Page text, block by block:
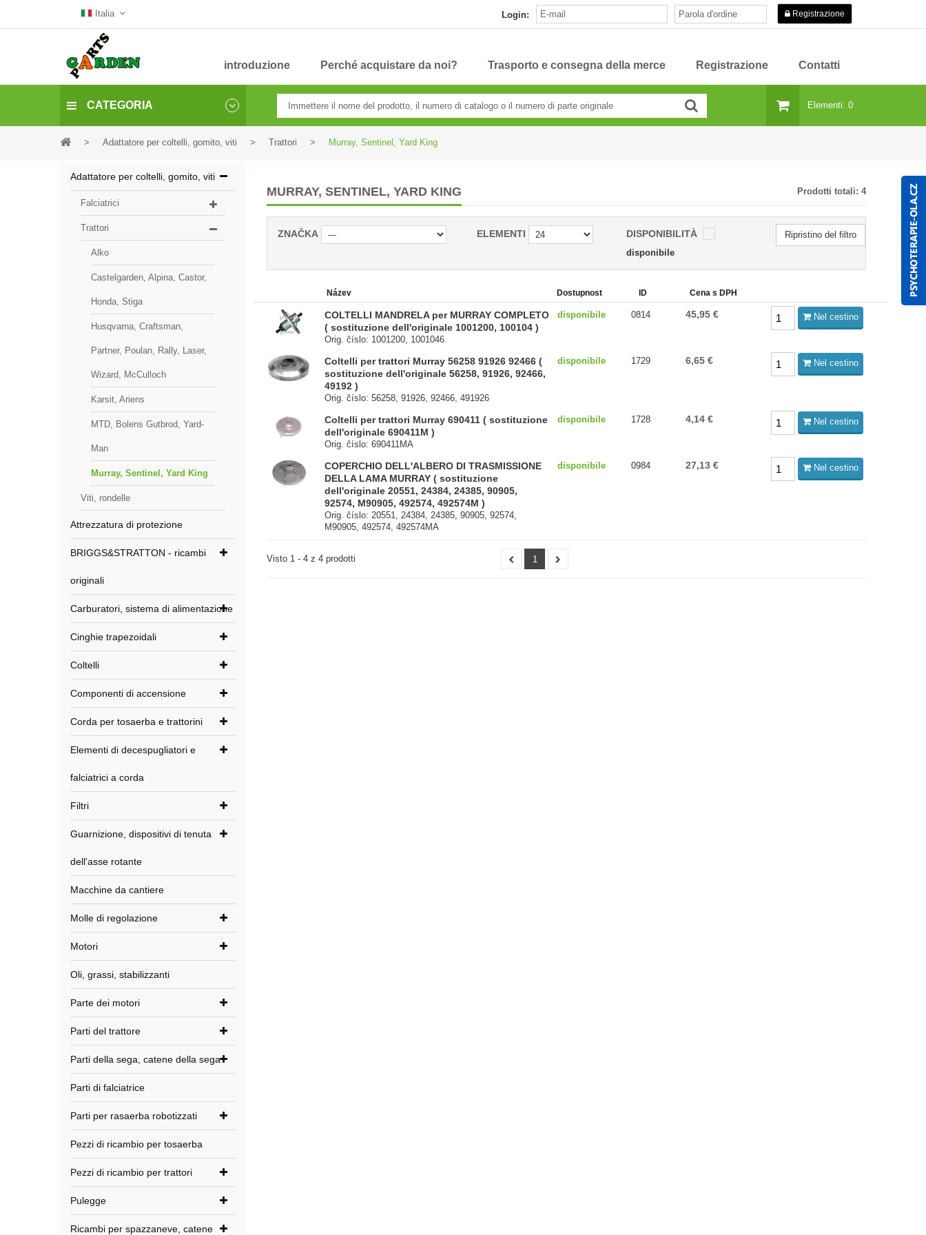
Italia Login: Registrazione
introduzione Perché acquistare da noi? Trasporto e consegna della merce Registrazione Contatti
CATEGORIA Elementi: 0
> Adattatore per coltelli, gomito, viti > Trattori > Murray, Sentinel, Yard King
Adattatore per coltelli, gomito, viti
Falciatrici
Trattori
Alko
Castelgarden, Alpina, Castor,
Honda, Stiga
Husqvarna, Craftsman,
Partner, Poulan, Rally, Laser,
Wizard, McCulloch
Karsit, Ariens
MTD, Bolens Gutbrod, Yard-
Man
Murray, Sentinel, Yard King
Viti, rondelle
Attrezzatura di protezione
BRIGGS&STRATTON - ricambi
originali
Carburatori, sistema di alimentazione
Cinghie trapezoidali
Coltelli
Componenti di accensione
Corda per tosaerba e trattorini
Elementi di decespugliatori e
falciatrici a corda
Filtri
Guarnizione, dispositivi di tenuta
dell'asse rotante
Macchine da cantiere
Molle di regolazione
Motori
Oli, grassi, stabilizzanti
Parte dei motori
Parti del trattore
Parti della sega, catene della sega
Parti di falciatrice
Parti per rasaerba robotizzati
Pezzi di ricambio per tosaerba
Pezzi di ricambio per trattori
Pulegge
Ricambi per spazzaneve, catene
MURRAY, SENTINEL, YARD KING Prodotti totali: 4
ZNAČKA ELEMENTI DISPONIBILITÀ
disponibile
Ripristino del filtro
Název Dostupnost ID Cena s DPH
COLTELLI MANDRELA per MURRAY COMPLETO
( sostituzione dell'originale 1001200, 100104 )
Orig. číslo: 1001200, 1001046
disponibile 0814 45,95 € Nel cestino
Coltelli per trattori Murray 56258 91926 92466 (
sostituzione dell'originale 56258, 91926, 92466,
49192 )
Orig. číslo: 56258, 91926, 92466, 491926
disponibile 1729 6,65 € Nel cestino
Coltelli per trattori Murray 690411 ( sostituzione
dell'originale 690411M )
Orig. číslo: 690411MA
disponibile 1728 4,14 € Nel cestino
COPERCHIO DELL'ALBERO DI TRASMISSIONE
DELLA LAMA MURRAY ( sostituzione
dell'originale 20551, 24384, 24385, 90905,
92574, M90905, 492574, 492574M )
Orig. číslo: 20551, 24384, 24385, 90905, 92574,
M90905, 492574, 492574MA
disponibile 0984 27,13 € Nel cestino
1
Visto 1 - 4 z 4 prodotti